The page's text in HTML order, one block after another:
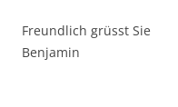
Freundlich grüsst Sie
Benjamin